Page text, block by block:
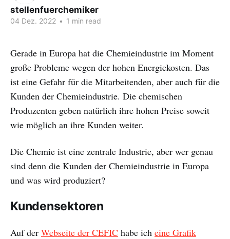
stellenfuerchemiker
04 Dez. 2022 • 1 min read
Gerade in Europa hat die Chemieindustrie im Moment
große Probleme wegen der hohen Energiekosten. Das
ist eine Gefahr für die Mitarbeitenden, aber auch für die
Kunden der Chemieindustrie. Die chemischen
Produzenten geben natürlich ihre hohen Preise soweit
wie möglich an ihre Kunden weiter.
Die Chemie ist eine zentrale Industrie, aber wer genau
sind denn die Kunden der Chemieindustrie in Europa
und was wird produziert?
Kundensektoren
Auf der Webseite der CEFIC habe ich eine Grafik